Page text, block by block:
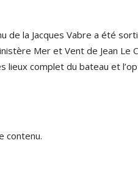
de la Jacques Vabre a été
Mer et Vent de Jean Le
lieux complet du bateau et
contenu.